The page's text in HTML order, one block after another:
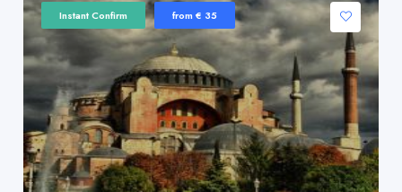
Instant Confirm from € 35